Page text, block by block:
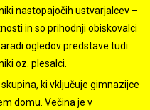
nastopajočih ustvarjalcev –
in so prihodnji obiskovalci
ogledov predstave tudi
oz. plesalci.
ki vključuje gimnazijce
domu. Večina je v